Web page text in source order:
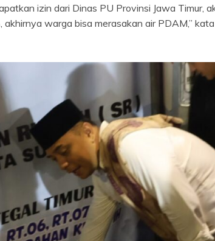
izin dari Dinas PU Provinsi Jawa Timur,
warga bisa merasakan air PDAM,”